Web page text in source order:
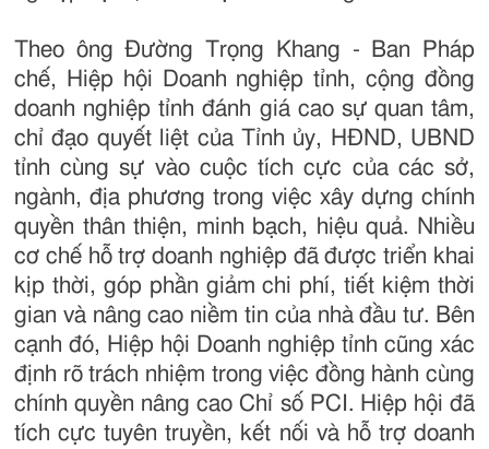
Theo ông Đường Trọng Khang - Ban Pháp
chế, Hiệp hội Doanh nghiệp tỉnh, cộng đồng
doanh nghiệp tỉnh đánh giá cao sự quan tâm,
chỉ đạo quyết liệt của Tỉnh ủy, HĐND, UBND
tỉnh cùng sự vào cuộc tích cực của các sở,
ngành, địa phương trong việc xây dựng chính
quyền thân thiện, minh bạch, hiệu quả. Nhiều
cơ chế hỗ trợ doanh nghiệp đã được triển khai
kịp thời, góp phần giảm chi phí, tiết kiệm thời
gian và nâng cao niềm tin của nhà đầu tư. Bên
cạnh đó, Hiệp hội Doanh nghiệp tỉnh cũng xác
định rõ trách nhiệm trong việc đồng hành cùng
chính quyền nâng cao Chỉ số PCI. Hiệp hội đã
tích cực tuyên truyền, kết nối và hỗ trợ doanh